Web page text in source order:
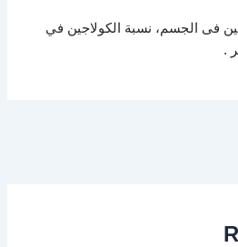
فى الجسم، نسبة الكولاجين في
.